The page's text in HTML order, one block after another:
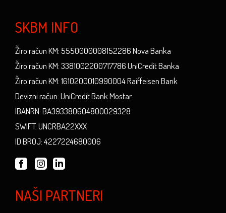
SKBM INFO
Žiro račun KM: 5550000008152286 Nova Banka
Žiro račun KM: 3381002200717786 UniCredit Banka
Žiro račun KM: 1610200010990004 Raiffeisen Bank
Devizni račun: UniCredit Bank Mostar
IBANRN: BA393380604800029328
SWIFT: UNCRBA22XXX
ID BROJ: 4227224680006
NAŠI PARTNERI